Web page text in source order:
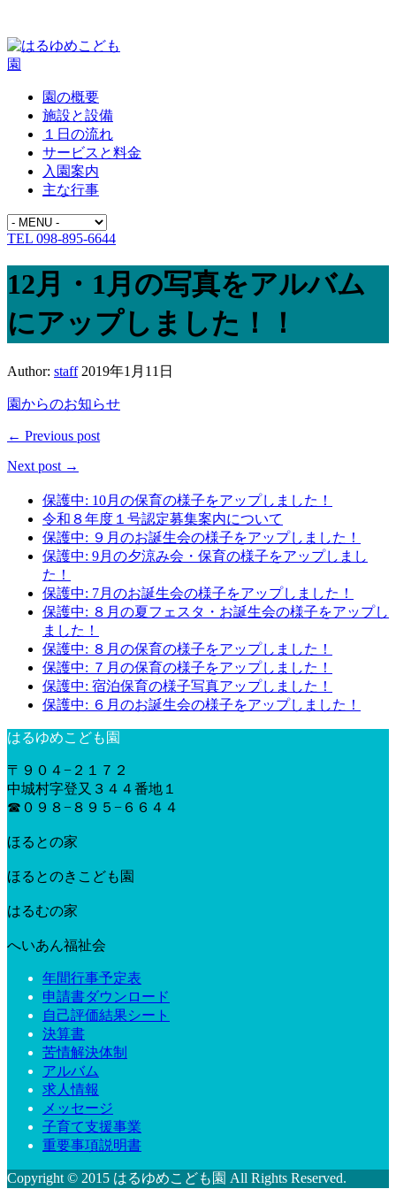
園の概要
施設と設備
１日の流れ
サービスと料金
入園案内
主な行事
TEL 098-895-6644
12月・1月の写真をアルバム
にアップしました！！
Author: staff 2019年1月11日
園からのお知らせ
← Previous post
Next post →
保護中: 10月の保育の様子をアップしました！
令和８年度１号認定募集案内について
保護中: ９月のお誕生会の様子をアップしました！
保護中: 9月の夕涼み会・保育の様子をアップしまし
た！
保護中: 7月のお誕生会の様子をアップしました！
保護中: ８月の夏フェスタ・お誕生会の様子をアップし
ました！
保護中: ８月の保育の様子をアップしました！
保護中: ７月の保育の様子をアップしました！
保護中: 宿泊保育の様子写真アップしました！
保護中: ６月のお誕生会の様子をアップしました！
はるゆめこども園
〒９０４−２１７２
中城村字登又３４４番地１
☎︎０９８−８９５−６６４４
ほるとの家
ほるとのきこども園
はるむの家
へいあん福祉会
年間行事予定表
申請書ダウンロード
自己評価結果シート
決算書
苦情解決体制
アルバム
求人情報
メッセージ
子育て支援事業
重要事項説明書
Copyright © 2015 はるゆめこども園 All Rights Reserved.